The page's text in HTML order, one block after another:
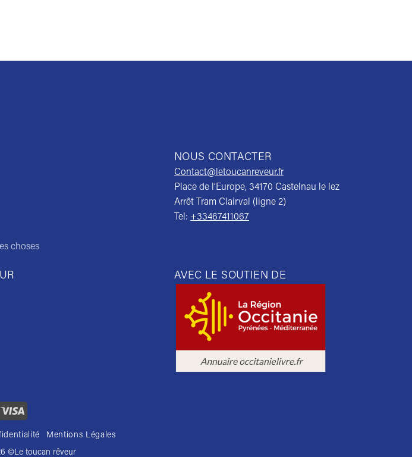
choses
NOUS CONTACTER
Contact@letoucanreveur.fr
Place de l’Europe, 34170 Castelnau le lez
Arrêt Tram Clairval (ligne 2)
Tel: +33467411067
AVEC LE SOUTIEN DE
Mentions Légales
©Le toucan rêveur